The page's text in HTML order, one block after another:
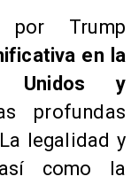
por Trump
en la
Unidos y
profundas
legalidad y
como la